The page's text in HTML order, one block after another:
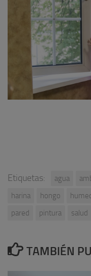
Etiquetas: agua
harina
hongo
pared
pintura salud
TAMBIÉN